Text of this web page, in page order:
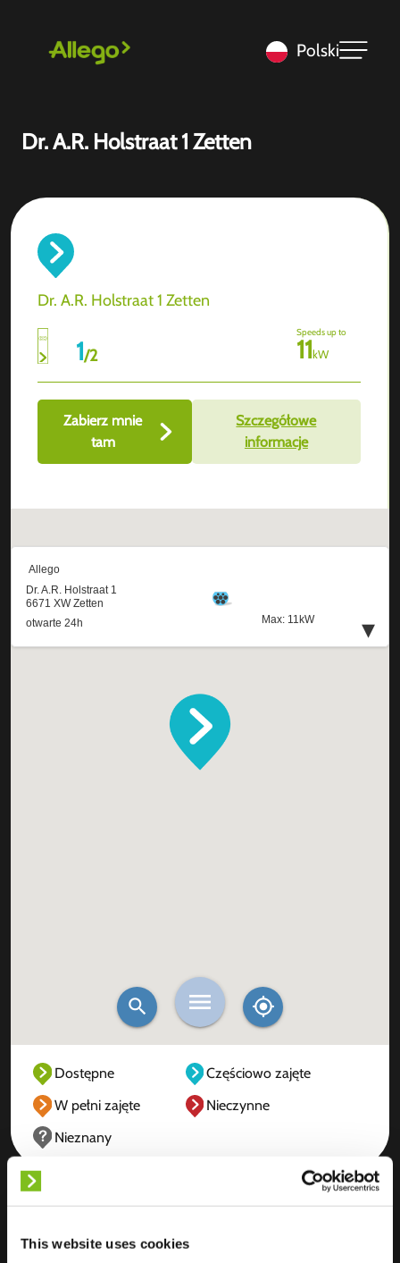
This website uses cookies
Polski
Dr. A.R. Holstraat 1 Zetten
Dr. A.R. Holstraat 1 Zetten
1/2
Speeds up to
11kW
Zabierz mnie
tam
Szczegółowe
informacje
Dostępne
Częściowo zajęte
W pełni zajęte
Nieczynne
Nieznany